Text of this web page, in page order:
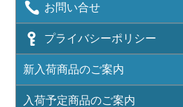
お問い合せ
プライバシーポリシー
新入荷商品のご案内
入荷予定商品のご案内